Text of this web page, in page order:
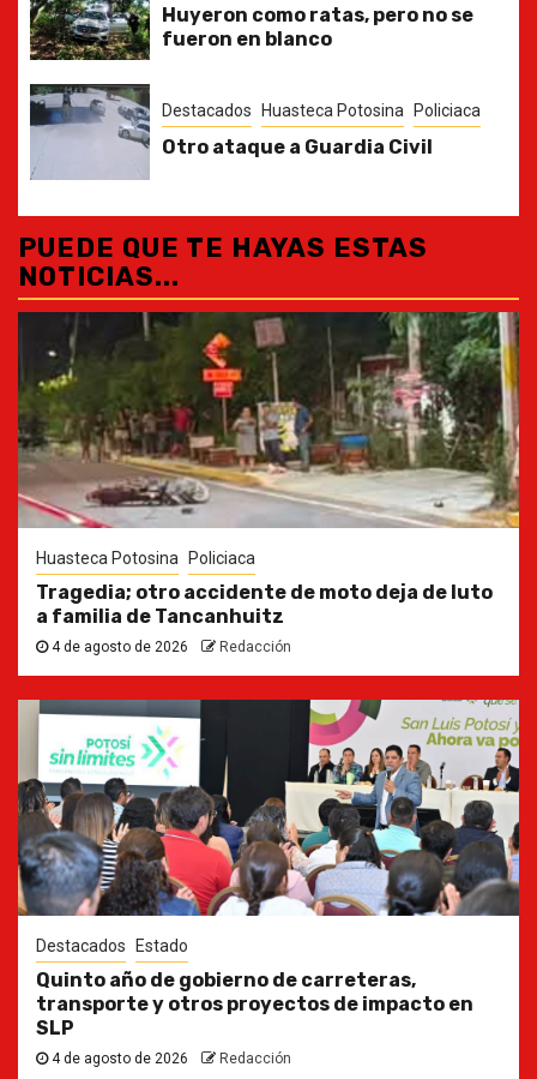
Huyeron como ratas, pero no se
fueron en blanco
Destacados Huasteca Potosina Policiaca
Otro ataque a Guardia Civil
PUEDE QUE TE HAYAS ESTAS
NOTICIAS...
Huasteca Potosina Policiaca
Tragedia; otro accidente de moto deja de luto
a familia de Tancanhuitz
4 de agosto de 2026 Redacción
Destacados Estado
Quinto año de gobierno de carreteras,
transporte y otros proyectos de impacto en
SLP
4 de agosto de 2026 Redacción